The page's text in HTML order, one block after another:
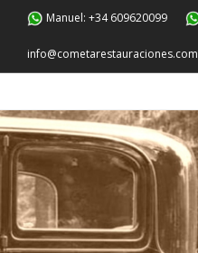
Manuel: +34 609620099
info@cometarestauraciones.com